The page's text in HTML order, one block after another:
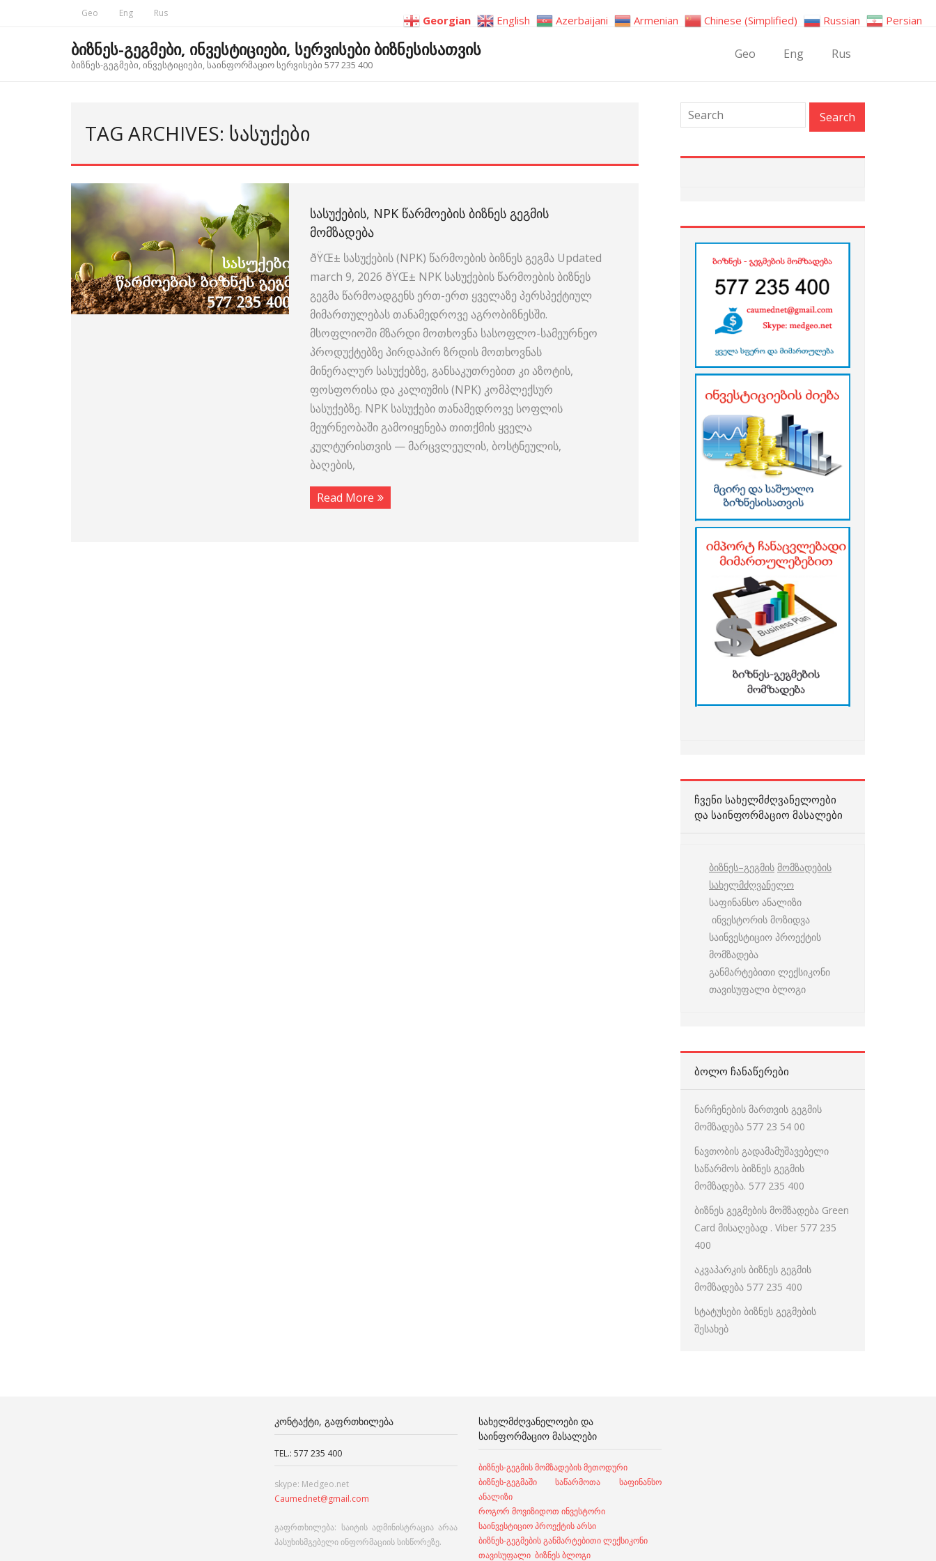
Geo Eng Rus
ბიზნეს-გეგმები, ინვესტიციები, სერვისები ბიზნესისათვის
ბიზნეს-გეგმები, ინვესტიციები, საინფორმაციო სერვისები 577 235 400
Geo Eng Rus
TAG ARCHIVES: ᲡᲐᲡᲣᲥᲔᲑᲘ
ᲡᲐᲡᲣᲥᲔᲑᲘᲡ, NPK ᲬᲐᲠᲛᲝᲔᲑᲘᲡ ᲑᲘᲖᲜᲔᲡ ᲒᲔᲒᲛᲘᲡ
ᲛᲝᲛᲖᲐᲓᲔᲑᲐ
ðŸŒ± სასუქების (NPK) წარმოების ბიზნეს გეგმა Updated
march 9, 2026 ðŸŒ± NPK სასუქების წარმოების ბიზნეს
გეგმა წარმოადგენს ერთ-ერთ ყველაზე პერსპექტიულ
მიმართულებას თანამედროვე აგრობიზნესში.
მსოფლიოში მზარდი მოთხოვნა სასოფლო-სამეურნეო
პროდუქტებზე პირდაპირ ზრდის მოთხოვნას
მინერალურ სასუქებზე, განსაკუთრებით კი აზოტის,
ფოსფორისა და კალიუმის (NPK) კომპლექსურ
სასუქებზე. NPK სასუქები თანამედროვე სოფლის
მეურნეობაში გამოიყენება თითქმის ყველა
კულტურისთვის — მარცვლეულის, ბოსტნეულის,
ბაღების,
Read More
ᲩᲕᲔᲜᲘ ᲡᲐᲮᲔᲚᲛᲫᲦᲕᲐᲜᲔᲚᲝᲔᲑᲘ
ᲓᲐ ᲡᲐᲘᲜᲤᲝᲠᲛᲐᲪᲘᲝ ᲛᲐᲡᲐᲚᲔᲑᲘ
ბიზნეს–გეგმის მომზადების
სახელმძღვანელო
საფინანსო ანალიზი
ინვესტორის მოზიდვა
საინვესტიციო პროექტის
მომზადება
განმარტებითი ლექსიკონი
თავისუფალი ბლოგი
ᲑᲝᲚᲝ ᲩᲐᲜᲐᲬᲔᲠᲔᲑᲘ
ნარჩენების მართვის გეგმის
მომზადება 577 23 54 00
ნავთობის გადამამუშავებელი
საწარმოს ბიზნეს გეგმის
მომზადება. 577 235 400
ბიზნეს გეგმების მომზადება Green
Card მისაღებად . Viber 577 235
400
აკვაპარკის ბიზნეს გეგმის
მომზადება 577 235 400
სტატუსები ბიზნეს გეგმების
შესახებ
ᲙᲝᲜᲢᲐᲥᲢᲘ, ᲒᲐᲤᲠᲗᲮᲘᲚᲔᲑᲐ
TEL.: 577 235 400
skype: Medgeo.net
Caumednet@gmail.com
გაფრთხილება: საიტის ადმინისტრაცია არაა
პასუხისმგებელი ინფორმაციის სისწორეზე.
ᲡᲐᲮᲔᲚᲛᲫᲦᲕᲐᲜᲔᲚᲝᲔᲑᲘ ᲓᲐ
ᲡᲐᲘᲜᲤᲝᲠᲛᲐᲪᲘᲝ ᲛᲐᲡᲐᲚᲔᲑᲘ
ბიზნეს-გეგმის მომზადების მეთოდური
ბიზნეს-გეგმაში საწარმოთა საფინანსო
ანალიზი
როგორ მოვიზიდოთ ინვესტორი
საინვესტიციო პროექტის არსი
ბიზნეს-გეგმების განმარტებითი ლექსიკონი
თავისუფალი ბიზნეს ბლოგი
Georgian English Azerbaijani Armenian Chinese (Simplified) Russian Persian